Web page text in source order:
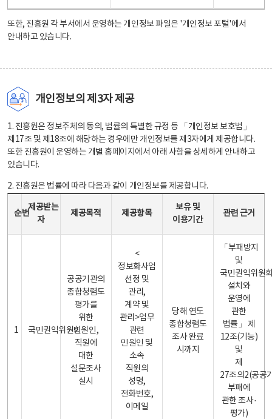
또한, 진흥원 각 부서에서 운영하는 개인정보 파일은 '개인정보 포털'에서
안내하고 있습니다.
개인정보의 제3자 제공
1. 진흥원은 정보주체의 동의, 법률의 특별한 규정 등 「개인정보 보호법」
제17조 및 제18조에 해당하는 경우에만 개인정보를 제3자에게 제공합니다.
또한 진흥원이 운영하는 개별 홈페이지에서 아래 사항을 상세하게 안내하고
있습니다.
2. 진흥원은 법률에 따라 다음과 같이 개인정보를 제공합니다.
순번
제공받는
자
제공목적 제공항목
보유 및
이용기간
관련 근거
1 국민권익위원회
공공기관의
종합청렴도
평가를
위한
민원인,
직원에
대한
설문조사
실시
<
정보화사업
선정 및
관리,
계약 및
관리>업무
관련
민원인 및
소속
직원의
성명,
전화번호,
이메일
당해 연도
종합청렴도
조사 완료
시까지
「부패방지
및
국민권익위원
설치와
운영에
관한
법률」 제
12조(기능)
및
제
27조의2(공공
부패에
관한 조사·
평가)